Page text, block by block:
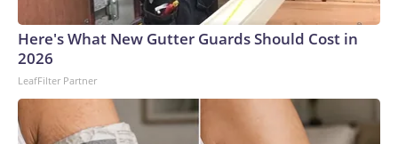
segundo lugar entre los países del sudeste asiático con más
homicidios por arma de fuego, después de Filipinas, según el
Instituto de Métricas y Evaluación de la Salud (IHME) de la
un estudiante resultó herido en el distrito de Hat Yai, en el
sur de Tailandia, después de que un hombre armado abriera
Here's What New Gutter Guards Should Cost in
2026
LeafFilter Partner